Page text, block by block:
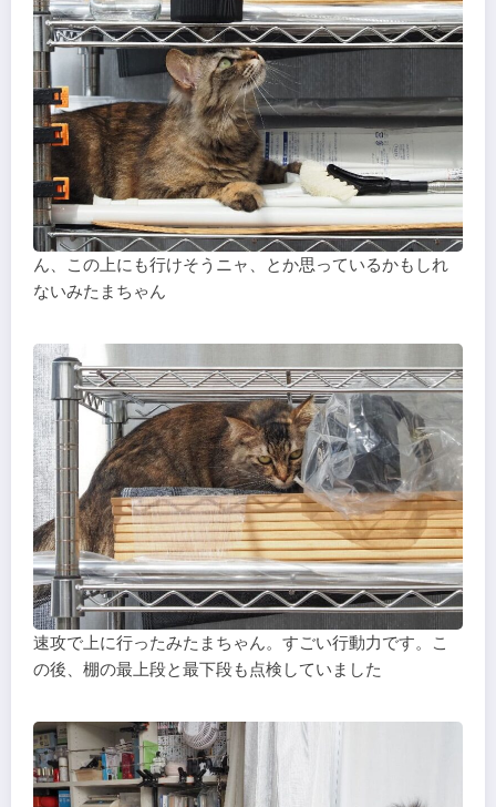
ん、この上にも行けそうニャ、とか思っているかもしれ
ないみたまちゃん
速攻で上に行ったみたまちゃん。すごい行動力です。こ
の後、棚の最上段と最下段も点検していました